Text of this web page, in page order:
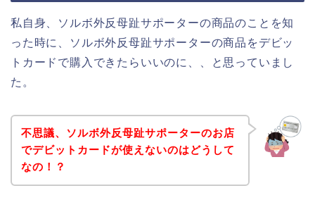
私自身、ソルボ外反母趾サポーターの商品のことを知
った時に、ソルボ外反母趾サポーターの商品をデビッ
トカードで購入できたらいいのに、、と思っていまし
た。
不思議、ソルボ外反母趾サポーターのお店
でデビットカードが使えないのはどうして
なの！？